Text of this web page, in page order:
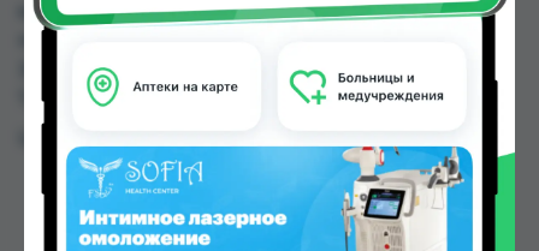
№20, Ибн Хайян (Масрур-фарм), Мардон,
35.00 TJS в Душанбе и других городах
Таджикистана